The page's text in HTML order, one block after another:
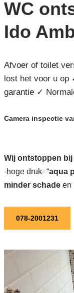
WC
Ido
Afvoer of toilet
lost het voor u op
garantie ✓
Camera inspectie
Wij ontstoppen
-hoge druk- “aqua
minder schadeen
078-2001231